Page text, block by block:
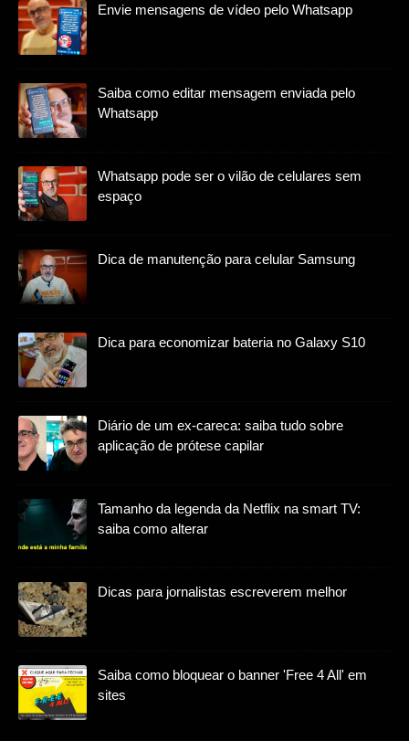
Envie mensagens de vídeo pelo Whatsapp
Saiba como editar mensagem enviada pelo
Whatsapp
Whatsapp pode ser o vilão de celulares sem
espaço
Dica de manutenção para celular Samsung
Dica para economizar bateria no Galaxy S10
Diário de um ex-careca: saiba tudo sobre
aplicação de prótese capilar
Tamanho da legenda da Netflix na smart TV:
saiba como alterar
Dicas para jornalistas escreverem melhor
Saiba como bloquear o banner 'Free 4 All' em
sites